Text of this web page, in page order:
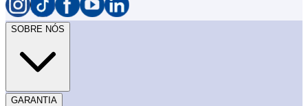
SOBRE NÓS
GARANTIA